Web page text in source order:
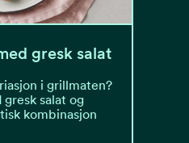
gresk salat
i grillmaten?
salat og
kombinasjon